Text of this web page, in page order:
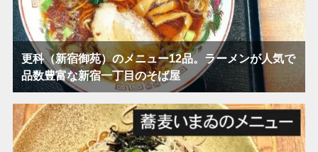
更科（新宿御苑）のメニュー12品。ラーメンが人気で
品数豊富な新宿一丁目のそば屋